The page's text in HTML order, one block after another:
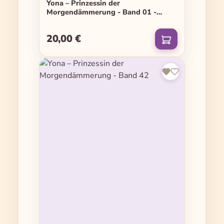
Yona – Prinzessin der
Morgendämmerung - Band 01 -
Regulärer Preis:
20,00 €